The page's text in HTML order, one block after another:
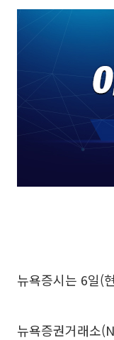
뉴욕증시는 6일(
뉴욕증권거래소